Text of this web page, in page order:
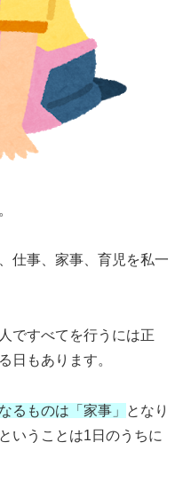
仕事、家事、育児を私一
ですべてを行うには正
日もあります。
るものは「家事」
となり
いうことは1日のうちに